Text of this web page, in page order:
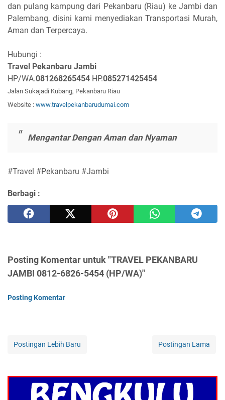
dan pulang kampung dari Pekanbaru (Riau) ke Jambi dan
Palembang, disini kami menyediakan Transportasi Murah,
Aman dan Terpercaya.
Hubungi :
Travel Pekanbaru Jambi
HP/WA.081268265454 HP.085271425454
Jalan Sukajadi Kubang, Pekanbaru Riau
Website : www.travelpekanbarudumai.com
Mengantar Dengan Aman dan Nyaman
#Travel #Pekanbaru #Jambi
Berbagi :
Posting Komentar untuk "TRAVEL PEKANBARU
JAMBI 0812-6826-5454 (HP/WA)"
Posting Komentar
Postingan Lebih Baru Postingan Lama